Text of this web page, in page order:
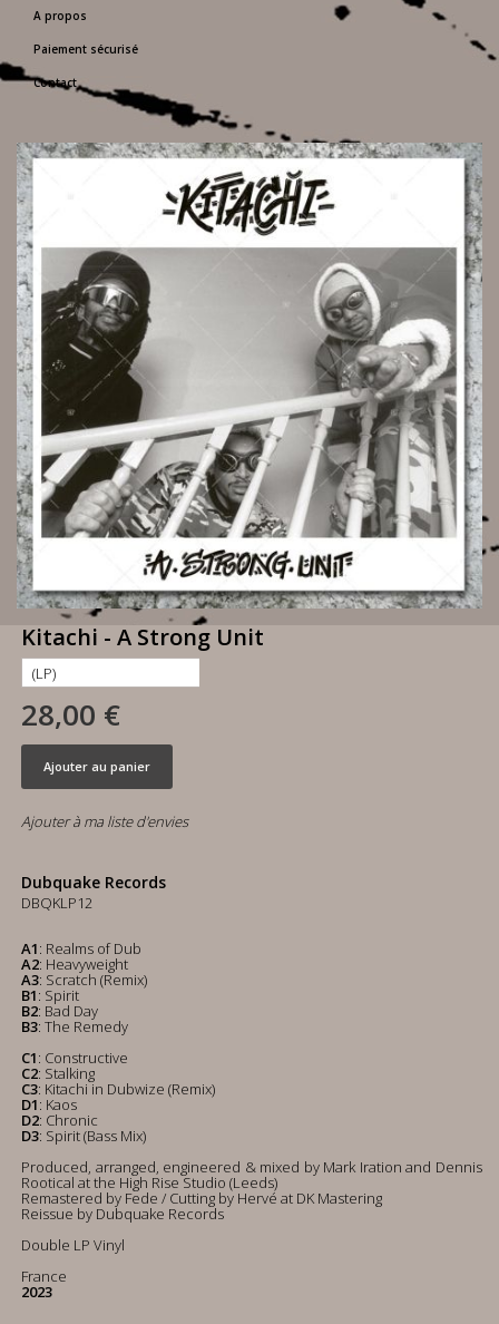
A propos
Paiement sécurisé
Contact
Kitachi - A Strong Unit
28,00 €
Ajouter au panier
Ajouter à ma liste d'envies
Dubquake Records
DBQKLP12
A1: Realms of Dub
A2: Heavyweight
A3: Scratch (Remix)
B1: Spirit
B2: Bad Day
B3: The Remedy
C1: Constructive
C2: Stalking
C3: Kitachi in Dubwize (Remix)
D1: Kaos
D2: Chronic
D3: Spirit (Bass Mix)
Produced, arranged, engineered & mixed by Mark Iration and Dennis
Rootical at the High Rise Studio (Leeds)
Remastered by Fede / Cutting by Hervé at DK Mastering
Reissue by Dubquake Records
Double LP Vinyl
France
2023